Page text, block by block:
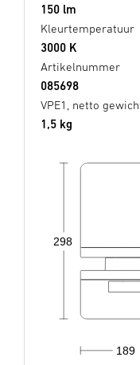
150 lm
Kleurtemperatuur
3000 K
Artikelnummer
085698
VPE1, netto
1,5 kg
189
298